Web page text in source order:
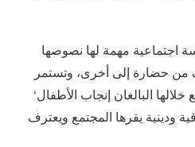
اجتماعية مهمة لها نصوصها
من حضارة إلى أخرى، وتستمر
البالغان إنجاب الأطفال‘
ودينية يقرها المجتمع ويعترف